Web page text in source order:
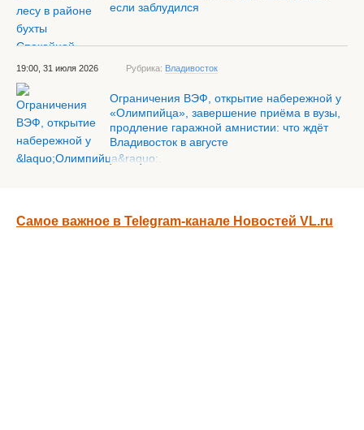
если заблудился
19:00, 31 июля 2026 Рубрика: Владивосток
Ограничения ВЭФ, открытие набережной у
«Олимпийца», завершение приёма в вузы,
продление гаражной амнистии: что ждёт
Владивосток в августе
Самое важное в Telegram-канале Новостей VL.ru